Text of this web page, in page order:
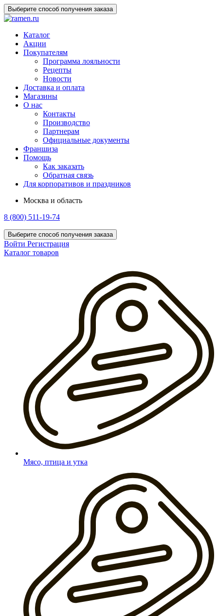
Выберите способ получения заказа
Каталог
Акции
Покупателям
Программа лояльности
Рецепты
Новости
Доставка и оплата
Магазины
О нас
Контакты
Производство
Партнерам
Официальные документы
Франшиза
Помощь
Как заказать
Обратная связь
Для корпоративов и праздников
Москва и область
8 (800) 511-19-74
Выберите способ получения заказа
Войти Регистрация
Каталог товаров
Мясо, птица и утка